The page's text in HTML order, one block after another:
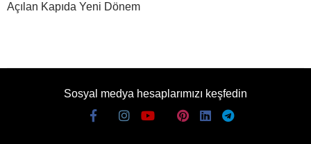
Açılan Kapıda Yeni Dönem
Sosyal medya hesaplarımızı keşfedin